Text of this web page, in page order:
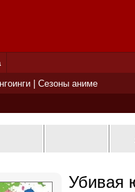
Сезоны аниме
Убивая